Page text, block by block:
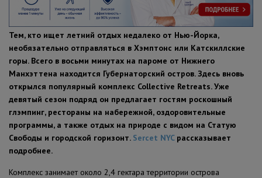
Тем, кто ищет летний отдых недалеко от Нью-Йорка,
необязательно отправляться в Хэмптонс или Катскиллские
горы. Всего в восьми минутах на пароме от Нижнего
Манхэттена находится Губернаторский остров. Здесь вновь
открылся популярный комплекс Collective Retreats. Уже
девятый сезон подряд он предлагает гостям роскошный
глэмпинг, рестораны на набережной, оздоровительные
программы, а также отдых на природе с видом на Статую
Свободы и городской горизонт. Sercet NYCрассказывает
подробнее.
Комплекс занимает около 2,4 гектара территории острова